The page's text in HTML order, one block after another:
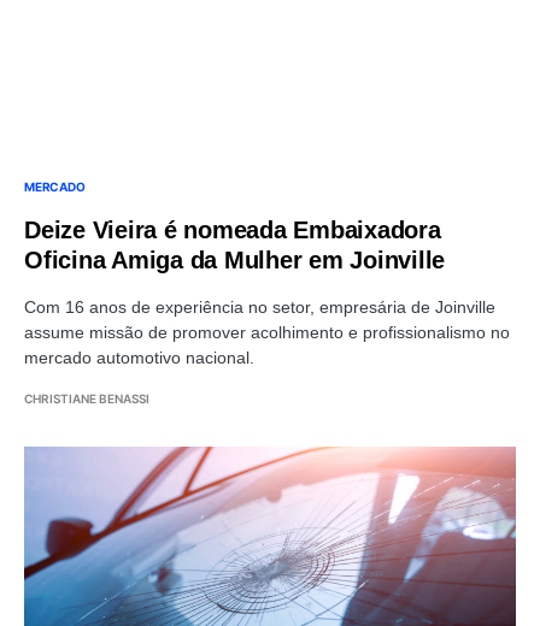
MERCADO
Deize Vieira é nomeada Embaixadora
Oficina Amiga da Mulher em Joinville
Com 16 anos de experiência no setor, empresária de Joinville
assume missão de promover acolhimento e profissionalismo no
mercado automotivo nacional.
CHRISTIANE BENASSI